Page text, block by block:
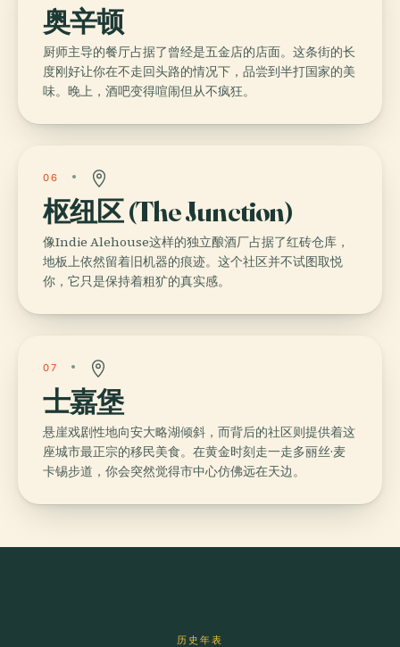
奥辛顿
厨师主导的餐厅占据了曾经是五金店的店面。这条街的长
度刚好让你在不走回头路的情况下，品尝到半打国家的美
味。晚上，酒吧变得喧闹但从不疯狂。
06
枢纽区 (The Junction)
像Indie Alehouse这样的独立酿酒厂占据了红砖仓库，
地板上依然留着旧机器的痕迹。这个社区并不试图取悦
你，它只是保持着粗犷的真实感。
07
士嘉堡
悬崖戏剧性地向安大略湖倾斜，而背后的社区则提供着这
座城市最正宗的移民美食。在黄金时刻走一走多丽丝·麦
卡锡步道，你会突然觉得市中心仿佛远在天边。
历史年表